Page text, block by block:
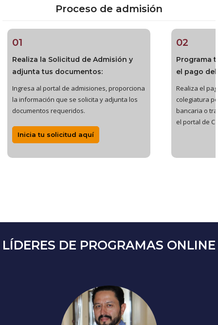
Proceso de admisión
01
Realiza la Solicitud de Admisión y
adjunta tus documentos:
Ingresa al portal de admisiones, proporciona
la información que se solicita y adjunta los
documentos requeridos.
Inicia tu solicitud aquí
02
Programa
el pago
Realiza el
colegiatura
bancaria o
el portal de
LÍDERES DE PROGRAMAS ONLINE